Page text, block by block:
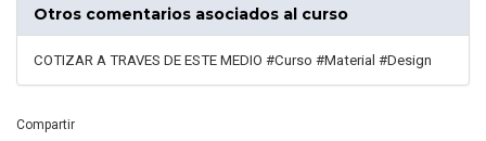
Otros comentarios asociados al curso
COTIZAR A TRAVES DE ESTE MEDIO #Curso #Material #Design
Compartir